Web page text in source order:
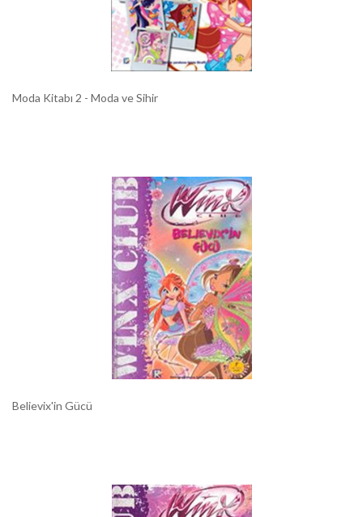
Moda Kitabı 2 - Moda ve Sihir
Believix'in Gücü